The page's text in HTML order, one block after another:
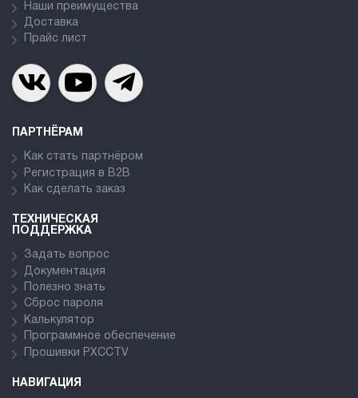
Наши преимущества
Доставка
Прайс лист
ПАРТНЁРАМ
Как стать партнёром
Регистрация в В2В
Как сделать заказ
ТЕХНИЧЕСКАЯ
ПОДДЕРЖКА
Задать вопрос
Документация
Полезно знать
Сброс пароля
Калькулятор
Программное обеспечение
Прошивки PXCCTV
НАВИГАЦИЯ